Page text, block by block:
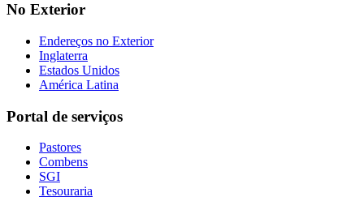
No Exterior
Endereços no Exterior
Inglaterra
Estados Unidos
América Latina
Portal de serviços
Pastores
Combens
SGI
Tesouraria